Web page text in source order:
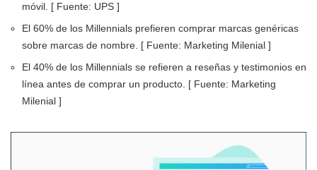
móvil. [ Fuente: UPS ]
El 60% de los Millennials prefieren comprar marcas genéricas
sobre marcas de nombre. [ Fuente: Marketing Milenial ]
El 40% de los Millennials se refieren a reseñas y testimonios en
línea antes de comprar un producto. [ Fuente: Marketing
Milenial ]